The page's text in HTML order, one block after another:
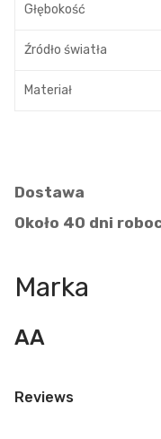
Głębokość
Źródło światła
Materiał
Dostawa
Około 40 dni
Marka
AA
Reviews